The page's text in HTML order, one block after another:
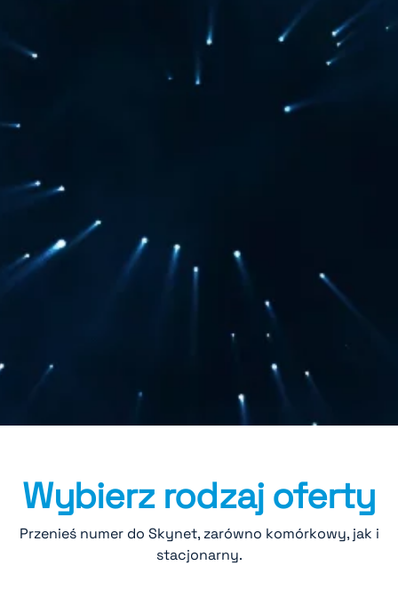
Wybierz rodzaj oferty
Przenieś numer do Skynet, zarówno komórkowy, jak i
stacjonarny.